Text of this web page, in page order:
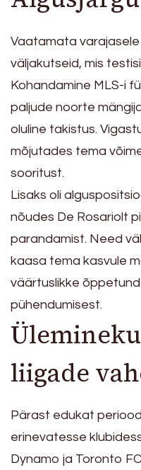
Vaatamata
väljakutseid, mis
Kohandamine MLS-i
paljude noorte
oluline takistus.
mõjutades tema
sooritust.
Lisaks oli
nõudes De Rosariolt
parandamist. Need
kaasa tema kasvule
väärtuslikke
pühendumisest.
liigade
Pärast edukat
erinevatesse
Dynamo ja Toronto